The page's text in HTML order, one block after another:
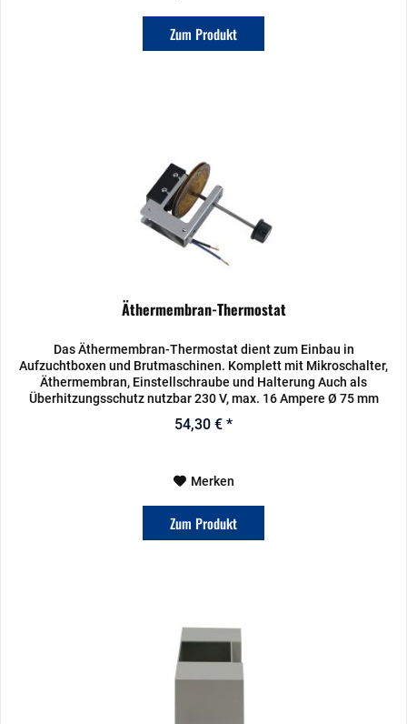
Zum Produkt
Äthermembran-Thermostat
Das Äthermembran-Thermostat dient zum Einbau in
Aufzuchtboxen und Brutmaschinen. Komplett mit Mikroschalter,
Äthermembran, Einstellschraube und Halterung Auch als
Überhitzungsschutz nutzbar 230 V, max. 16 Ampere Ø 75 mm
54,30 € *
Merken
Zum Produkt